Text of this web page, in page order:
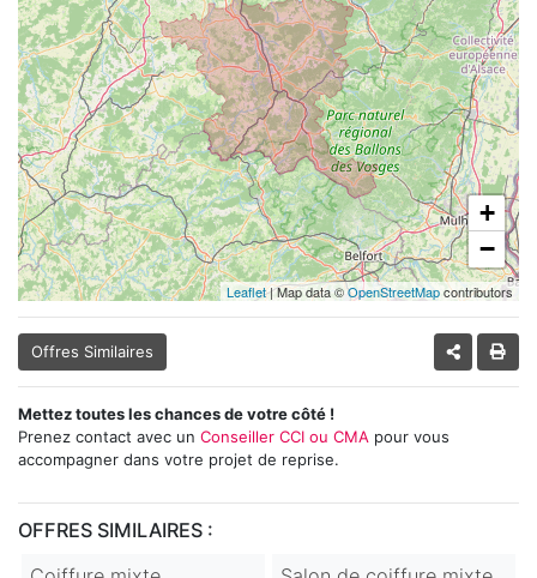
+
−
Leaflet| Map data ©OpenStreetMapcontributors
Offres Similaires
Mettez toutes les chances de votre côté !
Prenez contact avec un Conseiller CCI ou CMA pour vous
accompagner dans votre projet de reprise.
OFFRES SIMILAIRES :